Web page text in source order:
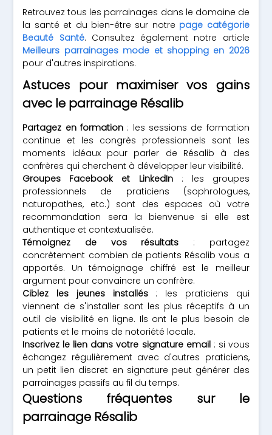
Retrouvez tous les parrainages dans le domaine de
la santé et du bien-être sur notre page catégorie
Beauté Santé. Consultez également notre article
Meilleurs parrainages mode et shopping en 2026
pour d'autres inspirations.
Astuces pour maximiser vos gains
avec le parrainage Résalib
Partagez en formation : les sessions de formation
continue et les congrès professionnels sont les
moments idéaux pour parler de Résalib à des
confrères qui cherchent à développer leur visibilité.
Groupes Facebook et LinkedIn: les groupes
professionnels de praticiens (sophrologues,
naturopathes, etc.) sont des espaces où votre
recommandation sera la bienvenue si elle est
authentique et contextualisée.
Témoignez de vos résultats : partagez
concrètement combien de patients Résalib vous a
apportés. Un témoignage chiffré est le meilleur
argument pour convaincre un confrère.
Ciblez les jeunes installés: les praticiens qui
viennent de s'installer sont les plus réceptifs à un
outil de visibilité en ligne. Ils ont le plus besoin de
patients et le moins de notoriété locale.
Inscrivez le lien dans votre signature email: si vous
échangez régulièrement avec d'autres praticiens,
un petit lien discret en signature peut générer des
parrainages passifs au fil du temps.
Questions fréquentes sur le
parrainage Résalib